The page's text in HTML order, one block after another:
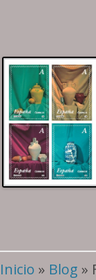
Inicio » Blog »